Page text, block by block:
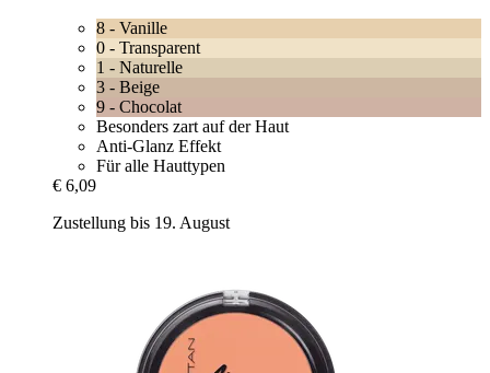
8 - Vanille
0 - Transparent
1 - Naturelle
3 - Beige
9 - Chocolat
Besonders zart auf der Haut
Anti-Glanz Effekt
Für alle Hauttypen
€ 6,09
Zustellung bis 19. August